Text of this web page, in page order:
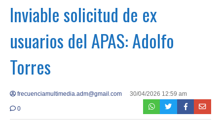
Inviable solicitud de ex
usuarios del APAS: Adolfo
Torres
frecuenciamultimedia.adm@gmail.com 30/04/2026 12:59 am
0